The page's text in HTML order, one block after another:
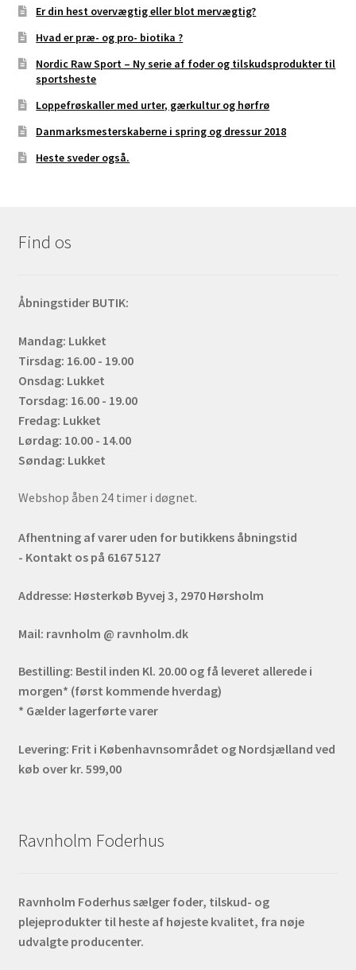
Er din hest overvægtig eller blot mervægtig?
Hvad er præ- og pro- biotika ?
Nordic Raw Sport – Ny serie af foder og tilskudsprodukter til
sportsheste
Loppefrøskaller med urter, gærkultur og hørfrø
Danmarksmesterskaberne i spring og dressur 2018
Heste sveder også.
Find os
Åbningstider BUTIK:
Mandag: Lukket
Tirsdag: 16.00 - 19.00
Onsdag: Lukket
Torsdag: 16.00 - 19.00
Fredag: Lukket
Lørdag: 10.00 - 14.00
Søndag: Lukket
Webshop åben 24 timer i døgnet.
Afhentning af varer uden for butikkens åbningstid
- Kontakt os på 6167 5127
Addresse: Høsterkøb Byvej 3, 2970 Hørsholm
Mail: ravnholm @ ravnholm.dk
Bestilling: Bestil inden Kl. 20.00 og få leveret allerede i
morgen* (først kommende hverdag)
* Gælder lagerførte varer
Levering: Frit i Københavnsområdet og Nordsjælland ved
køb over kr. 599,00
Ravnholm Foderhus
Ravnholm Foderhus sælger foder, tilskud- og
plejeprodukter til heste af højeste kvalitet, fra nøje
udvalgte producenter.